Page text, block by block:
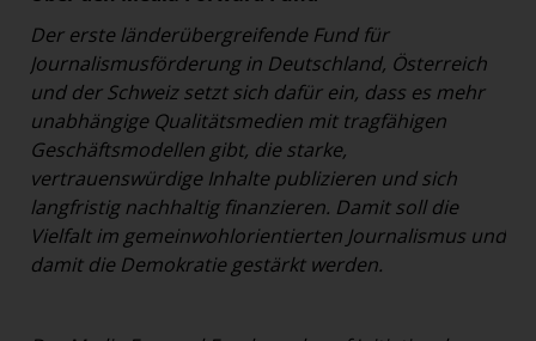
Der erste länderübergreifende Fund für
Journalismusförderung in Deutschland, Österreich
und der Schweiz setzt sich dafür ein, dass es mehr
unabhängige Qualitätsmedien mit tragfähigen
Geschäftsmodellen gibt, die starke,
vertrauenswürdige Inhalte publizieren und sich
langfristig nachhaltig finanzieren. Damit soll die
Vielfalt im gemeinwohlorientierten Journalismus und
damit die Demokratie gestärkt werden.